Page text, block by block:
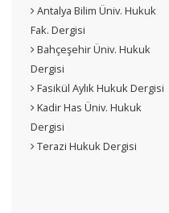
Antalya Bilim Üniv. Hukuk
Fak. Dergisi
Bahçeşehir Üniv. Hukuk
Dergisi
Fasikül Aylık Hukuk Dergisi
Kadir Has Üniv. Hukuk
Dergisi
Terazi Hukuk Dergisi